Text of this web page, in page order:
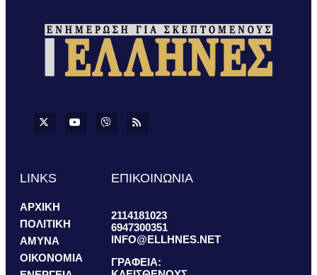
LINKS
ΑΡΧΙΚΗ
ΠΟΛΙΤΙΚΗ
ΑΜΥΝΑ
ΟΙΚΟΝΟΜΙΑ
ΕΠΙΚΟΙΝΩΝΙΑ
2114181023
6947300351
INFO@ELLHNES.NET
ΓΡΑΦΕΙΑ: